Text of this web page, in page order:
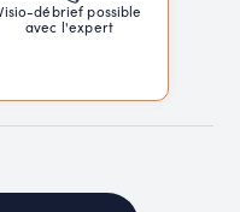
débrief possible
avec l'expert